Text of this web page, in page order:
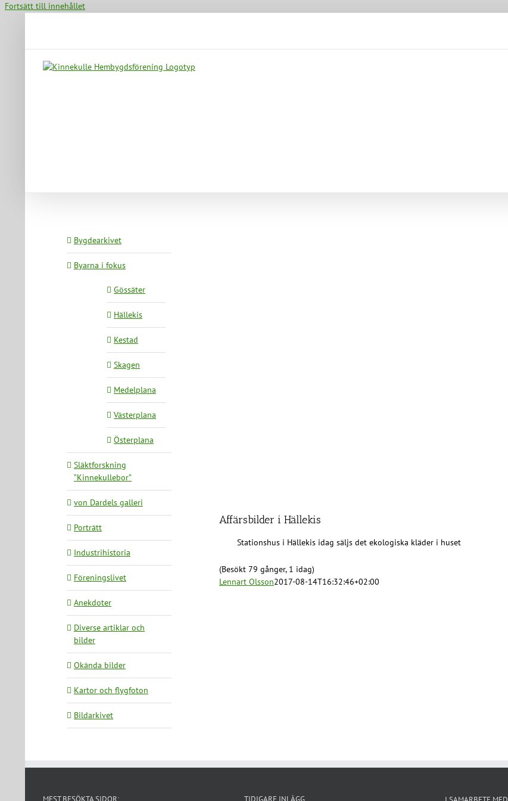
Fortsätt till innehållet
Affärsbilder i Hällekis
Stationshus i Hällekis idag säljs det ekologiska kläder i huset
(Besökt 79 gånger, 1 idag)
Lennart Olsson2017-08-14T16:32:46+02:00
Bygdearkivet
Byarna i fokus
Gössäter
Hällekis
Kestad
Skagen
Medelplana
Västerplana
Österplana
Släktforskning
”Kinnekullebor”
von Dardels galleri
Porträtt
Industrihistoria
Föreningslivet
Anekdoter
Diverse artiklar och
bilder
Okända bilder
Kartor och flygfoton
Bildarkivet
MEST BESÖKTA SIDOR: TIDIGARE INLÄGG